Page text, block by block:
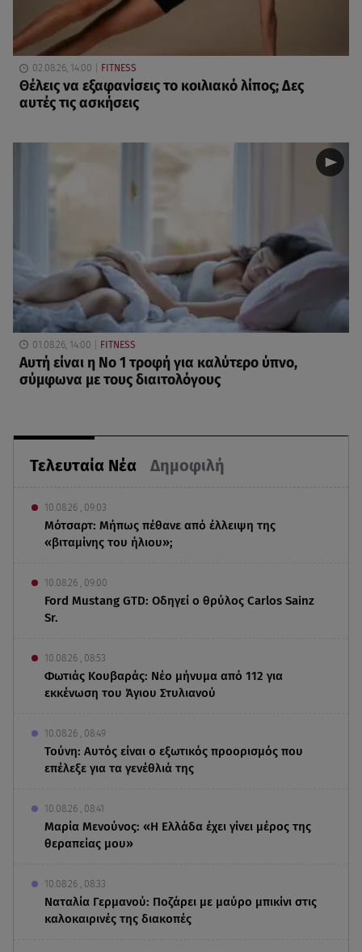
Τελευταία Νέα Δημοφιλή
10.08.26 , 09:03
Μότσαρτ: Μήπως πέθανε από έλλειψη της
«βιταμίνης του ήλιου»;
10.08.26 , 09:00
Ford Mustang GTD: Οδηγεί ο θρύλος Carlos Sainz
Sr.
10.08.26 , 08:53
Φωτιάς Κουβαράς: Νέο μήνυμα από 112 για
εκκένωση του Άγιου Στυλιανού
10.08.26 , 08:49
Τούνη: Αυτός είναι ο εξωτικός προορισμός που
επέλεξε για τα γενέθλιά της
10.08.26 , 08:41
Μαρία Μενούνος: «Η Ελλάδα έχει γίνει μέρος της
θεραπείας μου»
10.08.26 , 08:33
Ναταλία Γερμανού: Ποζάρει με μαύρο μπικίνι στις
καλοκαιρινές της διακοπές
02.08.26, 14:00 FITNESS
Θέλεις να εξαφανίσεις το κοιλιακό λίπος; Δες
αυτές τις ασκήσεις
01.08.26, 14:00 FITNESS
Αυτή είναι η Νο 1 τροφή για καλύτερο ύπνο,
σύμφωνα με τους διαιτολόγους